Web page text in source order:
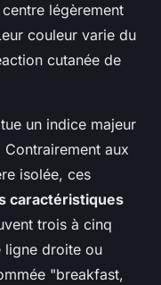
légèrement
couleur varie du
cutanée de
un indice majeur
aux
isolée, ces
caractéristiques
trois à cinq
ligne droite ou
"breakfast,